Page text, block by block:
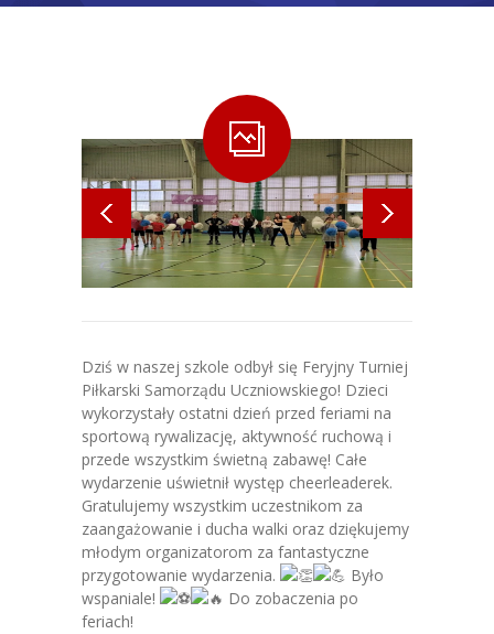
-- Kadra
-- Plan lekcji
-- Erasmus+
-- FAQ
-- Szkoła od Środka
-- Zajęcia w klasach 4-8
-- Lista podręczników dla klas 4 –
8
-- Zajęcia w klasach 1 – 3
-- Kalendarz roku szkolnego
-- Dokumenty
Dziś w naszej szkole odbył się Feryjny Turniej
Piłkarski Samorządu Uczniowskiego! Dzieci
wykorzystały ostatni dzień przed feriami na
sportową rywalizację, aktywność ruchową i
przede wszystkim świetną zabawę! Całe
wydarzenie uświetnił występ cheerleaderek.
Gratulujemy wszystkim uczestnikom za
zaangażowanie i ducha walki oraz dziękujemy
młodym organizatorom za fantastyczne
przygotowanie wydarzenia.
Było
wspaniale!
Do zobaczenia po
feriach!